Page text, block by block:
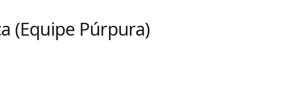
(Equipe Púrpura)